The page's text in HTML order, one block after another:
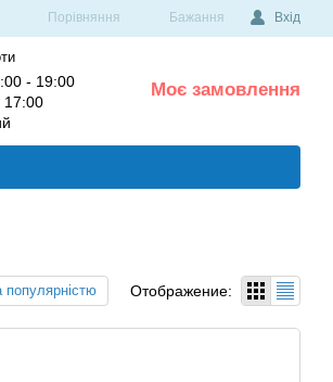
Порівняння Бажання Вхід
- 19:00
Моє замовлення
популярністю Отображение: